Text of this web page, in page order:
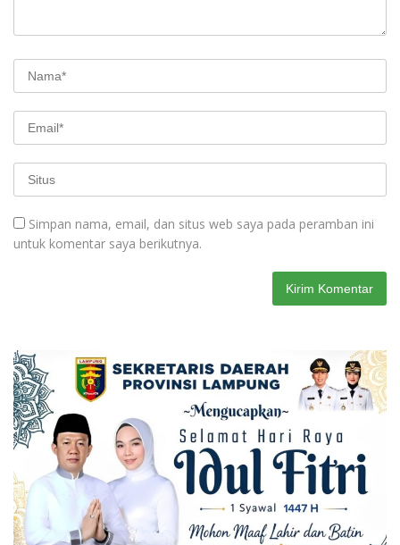
Simpan nama, email, dan situs web saya pada peramban ini
untuk komentar saya berikutnya.